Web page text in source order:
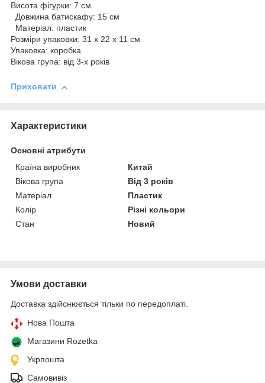
Висота фігурки: 7 см.
Довжина батискафу: 15 см
Матеріал: пластик
Розміри упаковки: 31 x 22 x 11 см
Упаковка: коробка
Вікова група: від 3-х років
Приховати
Характеристики
Основні атрибути
Країна виробник
Китай
Вікова група
Від 3 років
Матеріал
Пластик
Колір
Різні кольори
Стан
Новий
Умови доставки
Доставка здійснюється тільки по передоплаті.
Нова Пошта
Магазини Rozetka
Укрпошта
Самовивіз